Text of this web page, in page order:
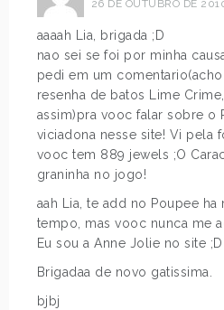
26 DE OUTUBRO DE
aaaah Lia, brigada ;D
nao sei se foi por minha
pedi em um
resenha de batos Lime
assim)pra vooc falar sobre o
viciadona nesse site! Vi pela
vooc tem 889 jewels ;O
graninha no jogo!
aah Lia, te add no Poupee ha
tempo, mas vooc nunca me
Eu sou a Anne Jolie no site ;D
Brigadaa de novo gatissima.
bjbj